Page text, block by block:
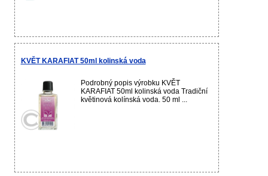
KVĚT KARAFIAT 50ml kolinská voda
Podrobný popis výrobku KVĚT
KARAFIAT 50ml kolinská voda Tradiční
květinová kolínská voda. 50 ml ...